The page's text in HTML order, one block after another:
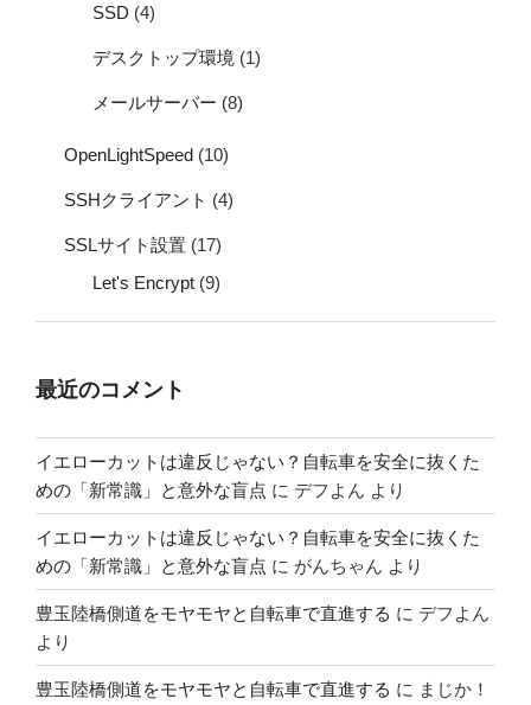
SSD (4)
デスクトップ環境 (1)
メールサーバー (8)
OpenLightSpeed (10)
SSHクライアント (4)
SSLサイト設置 (17)
Let's Encrypt (9)
最近のコメント
イエローカットは違反じゃない？自転車を安全に抜くた
めの「新常識」と意外な盲点 に デフよん より
イエローカットは違反じゃない？自転車を安全に抜くた
めの「新常識」と意外な盲点 に がんちゃん より
豊玉陸橋側道をモヤモヤと自転車で直進する に デフよん
より
豊玉陸橋側道をモヤモヤと自転車で直進する に まじか！